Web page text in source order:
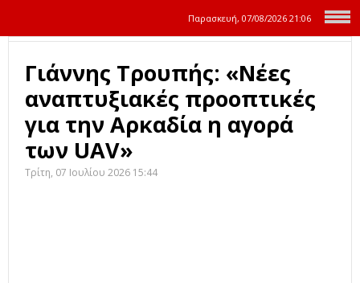
Παρασκευή, 07/08/2026 21:06
Γιάννης Τρουπής: «Νέες
αναπτυξιακές προοπτικές
για την Αρκαδία η αγορά
των UAV»
Τρίτη, 07 Ιουλίου 2026 15:44